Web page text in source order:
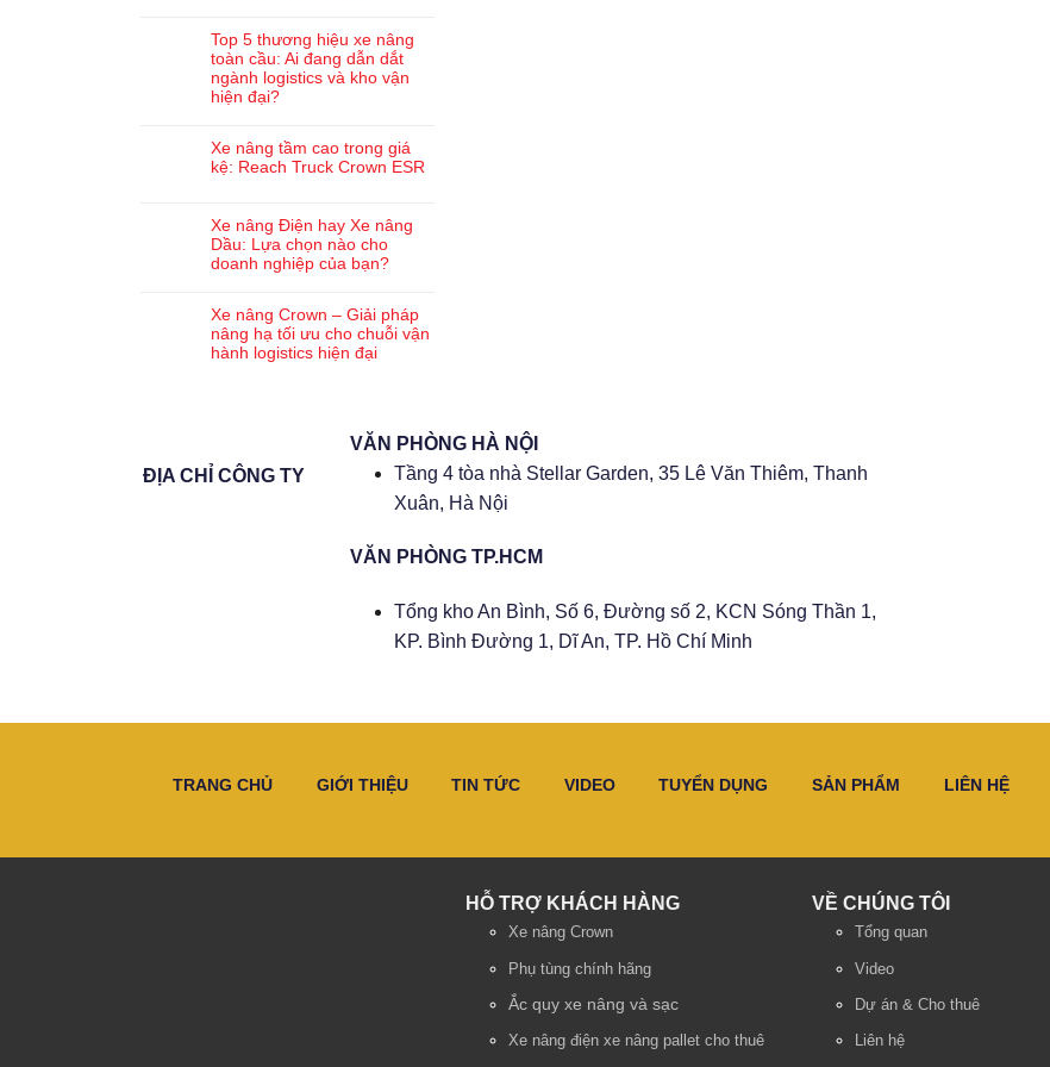
Top 5 thương hiệu xe nâng
toàn cầu: Ai đang dẫn dắt
ngành logistics và kho vận
hiện đại?
Xe nâng tầm cao trong giá
kệ: Reach Truck Crown ESR
Xe nâng Điện hay Xe nâng
Dầu: Lựa chọn nào cho
doanh nghiệp của bạn?
Xe nâng Crown – Giải pháp
nâng hạ tối ưu cho chuỗi vận
hành logistics hiện đại
ĐỊA CHỈ CÔNG TY
VĂN PHÒNG HÀ NỘI
Tầng 4 tòa nhà Stellar Garden, 35 Lê Văn Thiêm, Thanh
Xuân, Hà Nội
VĂN PHÒNG TP.HCM
Tổng kho An Bình, Số 6, Đường số 2, KCN Sóng Thần 1,
KP. Bình Đường 1, Dĩ An, TP. Hồ Chí Minh
TRANG CHỦ GIỚI THIỆU TIN TỨC VIDEO TUYỂN DỤNG SẢN PHẨM LIÊN HỆ
HỖ TRỢ KHÁCH HÀNG
Xe nâng Crown
Phụ tùng chính hãng
Ắc quy xe nâng và sạc
Xe nâng điện xe nâng pallet cho thuê
VỀ CHÚNG TÔI
Tổng quan
Video
Dự án & Cho thuê
Liên hệ